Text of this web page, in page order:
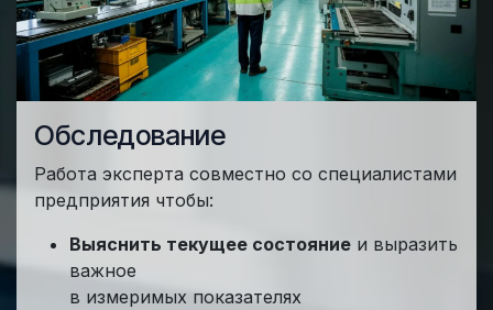
Обследование
Работа эксперта совместно со специалистами
предприятия чтобы:
Выяснить текущее состояние и выразить
важное
в измеримых показателях